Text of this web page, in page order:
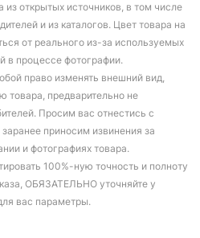
открытых источников, в том числе
и из каталогов. Цвет товара на
от реального из-за используемых
в процессе фотографии.
право изменять внешний вид,
товара, предварительно не
Просим вас отнестись с
приносим извинения за
и фотографиях товара.
100%-ную точность и полноту
ОБЯЗАТЕЛЬНО уточняйте у
вас параметры.